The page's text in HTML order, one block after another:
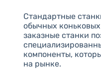
Стандартные
обычных
заказные станки
компоненты,
на рынке.